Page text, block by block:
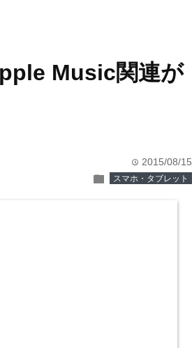
Music関連が
time 2015/08/15
folder スマホ・タブレット